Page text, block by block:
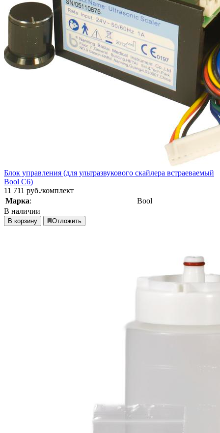
Блок управления (для ультразвукового скайлера встраеваемый
Bool C6)
11 711 руб./комплект
Марка:
Bool
В наличии
В корзину Отложить